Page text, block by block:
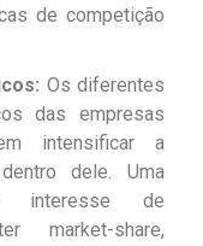
de competição
Os diferentes
das empresas
intensificar a
dele. Uma
interesse de
market-share,